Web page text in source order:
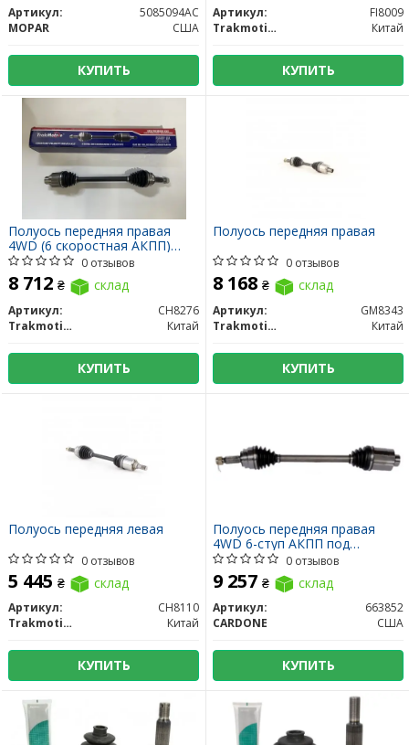
Артикул:
5085094AC
MOPAR
США
КУПИТЬ
Артикул:
FI8009
Trakmotive/Surtrack
Китай
КУПИТЬ
Полуось передняя правая
4WD (6 скоростная АКПП)
6F24
0 отзывов
8 712 ₴ склад
Артикул:
CH8276
Trakmotive/Surtrack
Китай
КУПИТЬ
Полуось передняя правая
0 отзывов
8 168 ₴ склад
Артикул:
GM8343
Trakmotive/Surtrack
Китай
КУПИТЬ
Полуось передняя левая
0 отзывов
5 445 ₴ склад
Артикул:
CH8110
Trakmotive/Surtrack
Китай
КУПИТЬ
Полуось передняя правая
4WD 6-ступ АКПП под
промежуточный вал
0 отзывов
9 257 ₴ склад
Артикул:
663852
CARDONE
США
КУПИТЬ